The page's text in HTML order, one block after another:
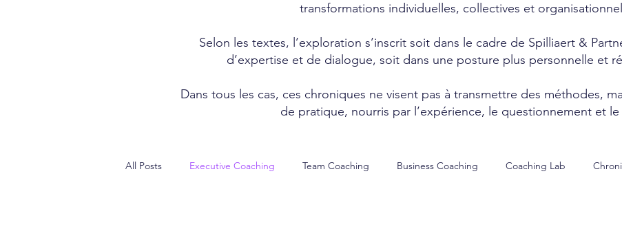
transformations individuelles, collectives et
Selon les textes, l’exploration s’inscrit soit dans le cadre de Spilliaert &
d’expertise et de dialogue, soit dans une posture plus personnelle et
Dans tous les cas, ces chroniques ne visent pas à transmettre des méthodes,
de pratique, nourris par l’expérience, le questionnement et le
All Posts Executive Coaching Team Coaching Business Coaching Coaching Lab